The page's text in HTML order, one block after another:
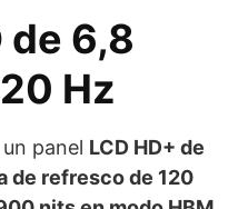
de 6,8
Hz
panel LCD HD+ de
de refresco de 120